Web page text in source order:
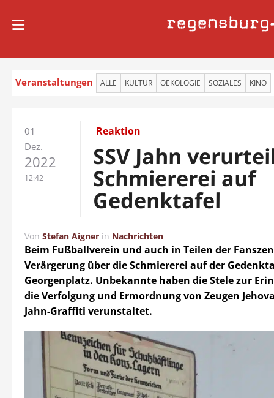
regensburg
Veranstaltungen ALLE KULTUR OEKOLOGIE SOZIALES KINO
01
Dez.
2022
12:42
Reaktion
SSV Jahn
Schmiererei auf
Gedenktafel
Von Stefan Aigner in Nachrichten
Beim Fußballverein und auch in Teilen der
Verärgerung über die Schmiererei auf der
Georgenplatz. Unbekannte haben die Stele zur
die Verfolgung und Ermordnung von Zeugen
Jahn-Graffiti verunstaltet.